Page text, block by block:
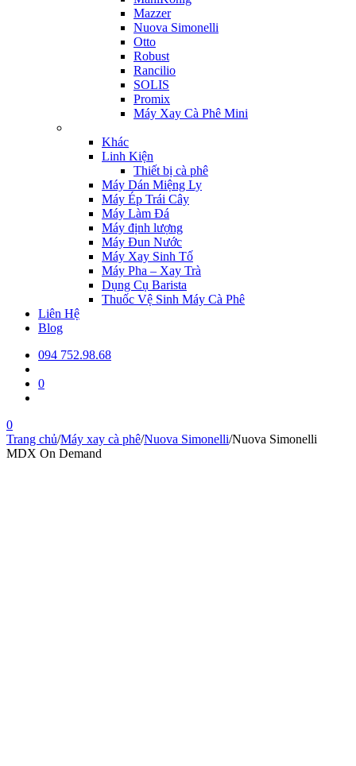
Mazzer
Nuova Simonelli
Otto
Robust
Rancilio
SOLIS
Promix
Máy Xay Cà Phê Mini
Khác
Linh Kiện
Thiết bị cà phê
Máy Dán Miệng Ly
Máy Ép Trái Cây
Máy Làm Đá
Máy định lượng
Máy Đun Nước
Máy Xay Sinh Tố
Máy Pha – Xay Trà
Dụng Cụ Barista
Thuốc Vệ Sinh Máy Cà Phê
Liên Hệ
Blog
094 752.98.68
0
0
Trang chủ/Máy xay cà phê/Nuova Simonelli/Nuova Simonelli
MDX On Demand